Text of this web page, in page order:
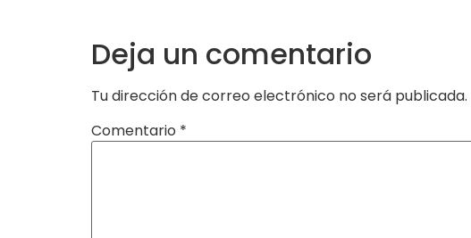
Deja un comentario
Tu dirección de correo electrónico no será publicada.
Comentario *